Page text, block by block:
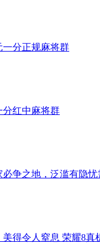
一分正规麻将群
分红中麻将群
必争之地，泛滥有隐忧
美得令人窒息 荣耀8真